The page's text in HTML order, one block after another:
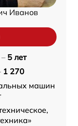
Иванов
5 лет
1 270
машин